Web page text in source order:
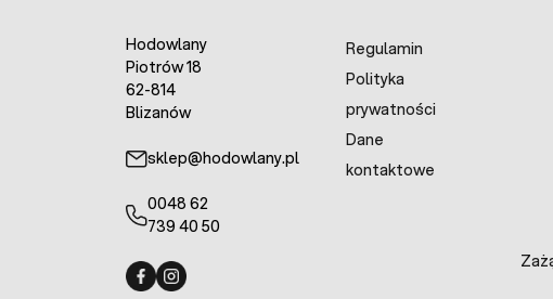
Hodowlany
Piotrów 18
62-814
Blizanów
sklep@hodowlany.pl
0048 62
739 40 50
Regulamin
Polityka
prywatności
Dane
kontaktowe